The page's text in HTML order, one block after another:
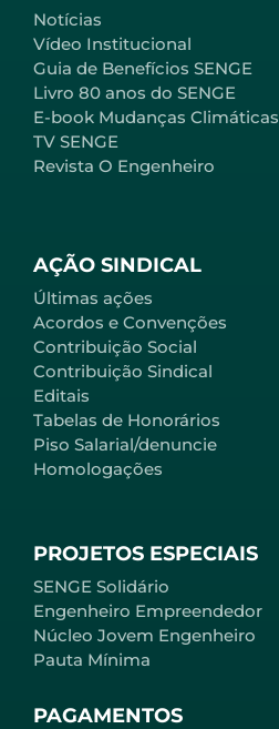
AÇÃO SINDICAL
Últimas ações
Acordos e Convenções
Contribuição Social
Contribuição Sindical
Editais
Tabelas de Honorários
Piso Salarial/denuncie
Homologações
PROJETOS ESPECIAIS
SENGE Solidário
Engenheiro Empreendedor
Núcleo Jovem Engenheiro
Pauta Mínima
PAGAMENTOS
Notícias
Vídeo Institucional
Guia de Benefícios SENGE
Livro 80 anos do SENGE
E-book Mudanças Climáticas
TV SENGE
Revista O Engenheiro